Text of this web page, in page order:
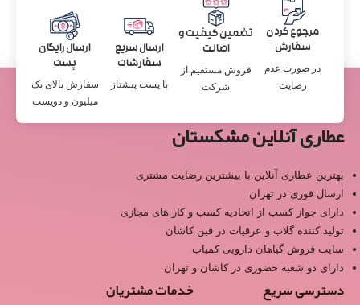
مرجوع کردن
سفارش
در صورت عدم
رضایت
تضمین کیفیت و
اصالت
فروش مستقیم از
شرکت
ارسال سریع
سفارشات
با پست پیشتاز
ارسال رایگان
پست
سفارش بالای یک
میلیون و دویست
عطاری آنلاین مشکستان
بهترین عطاری آنلاین با بیشترین رضایت مشتری
ارسال فوری در تهران
دارای جواز کسب از اتحادیه کسب و کار های مجازی
تولید کننده گلاب و عرقیات در فین کاشان
سایت فروش گیاهان دارویی کمیاب
دارای دو شعبه حضوری در کاشان و تهران
دسترسی سریع خدمات مشتریان